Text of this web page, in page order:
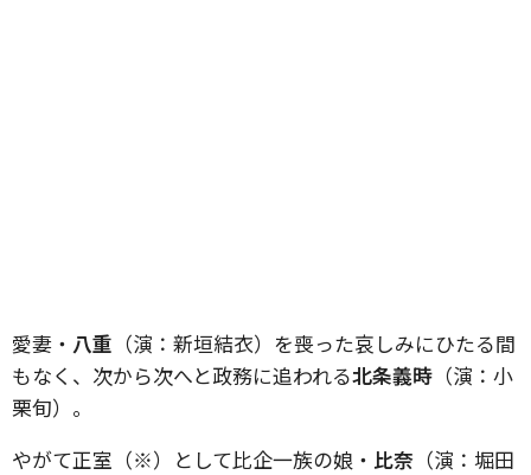
愛妻・ 八重 （演：新垣結衣）を喪った哀しみにひたる間
もなく、次から次へと政務に追われる北条義時 （演：小
栗旬）。
やがて正室（※）として比企一族の娘・ 比奈 （演：堀田